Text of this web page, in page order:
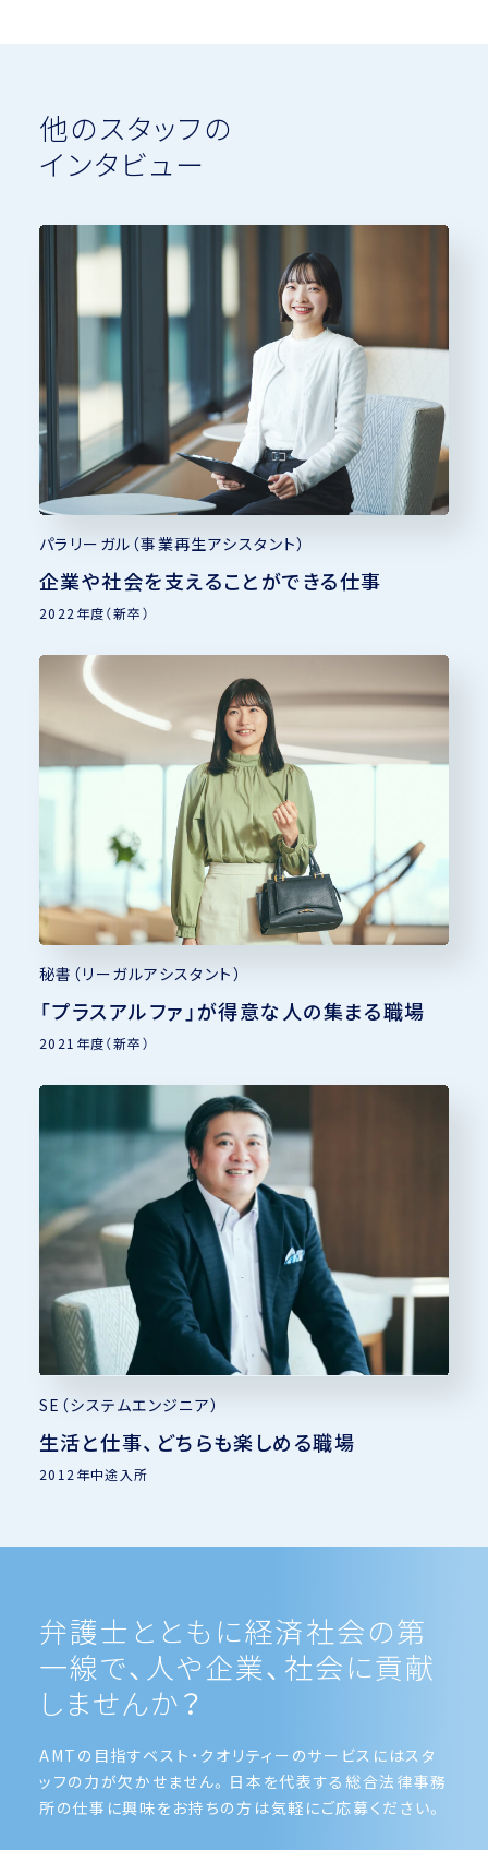
他のスタッフの
インタビュー
パラリーガル（事業再生アシスタント）
企業や社会を支えることができる仕事
2022年度（新卒）
秘書（リーガルアシスタント）
「プラスアルファ」が得意な人の集まる職場
2021年度（新卒）
SE（システムエンジニア）
生活と仕事、どちらも楽しめる職場
2012年中途入所
弁護士とともに経済社会の第
一線で、人や企業、社会に貢献
しませんか？
AMTの目指すベスト・クオリティーのサービスにはスタ
ッフの力が欠かせません。日本を代表する総合法律事務
所の仕事に興味をお持ちの方は気軽にご応募ください。